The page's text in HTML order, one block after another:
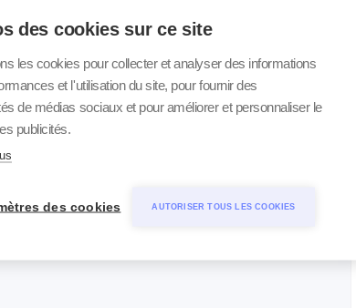
des cookies sur ce site
les cookies pour collecter et analyser des informations
et l'utilisation du site, pour fournir des
de médias sociaux et pour améliorer et personnaliser le
publicités.
des cookies AUTORISER TOUS LES COOKIES